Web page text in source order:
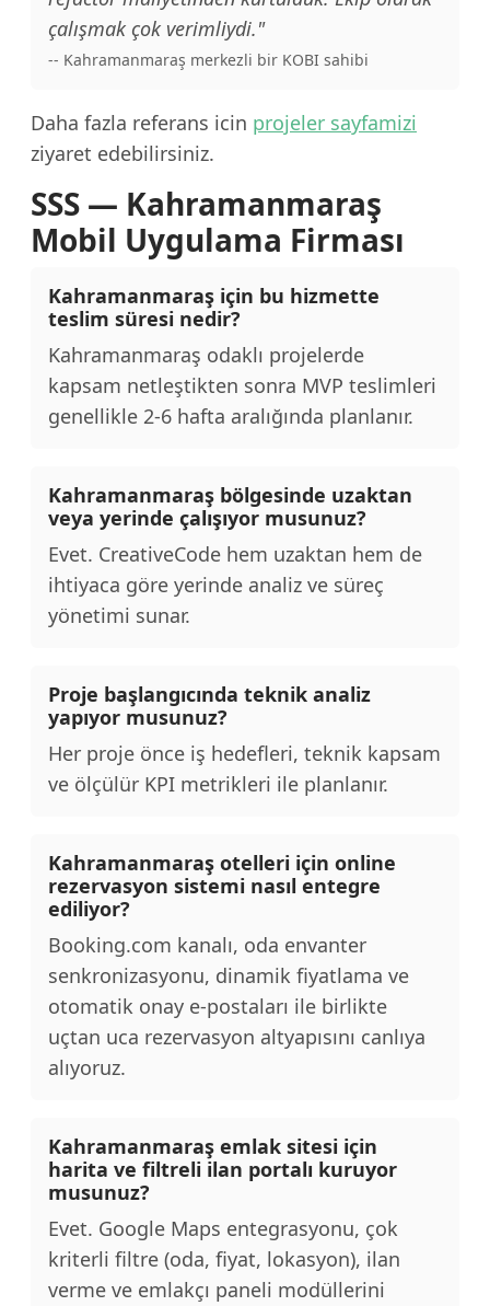
çalışmak çok verimliydi."
-- Kahramanmaraş merkezli bir KOBI sahibi
Daha fazla referans icin projeler sayfamizi
ziyaret edebilirsiniz.
SSS — Kahramanmaraş
Mobil Uygulama Firması
Kahramanmaraş için bu hizmette
teslim süresi nedir?
Kahramanmaraş odaklı projelerde
kapsam netleştikten sonra MVP teslimleri
genellikle 2-6 hafta aralığında planlanır.
Kahramanmaraş bölgesinde uzaktan
veya yerinde çalışıyor musunuz?
Evet. CreativeCode hem uzaktan hem de
ihtiyaca göre yerinde analiz ve süreç
yönetimi sunar.
Proje başlangıcında teknik analiz
yapıyor musunuz?
Her proje önce iş hedefleri, teknik kapsam
ve ölçülür KPI metrikleri ile planlanır.
Kahramanmaraş otelleri için online
rezervasyon sistemi nasıl entegre
ediliyor?
Booking.com kanalı, oda envanter
senkronizasyonu, dinamik fiyatlama ve
otomatik onay e-postaları ile birlikte
uçtan uca rezervasyon altyapısını canlıya
alıyoruz.
Kahramanmaraş emlak sitesi için
harita ve filtreli ilan portalı kuruyor
musunuz?
Evet. Google Maps entegrasyonu, çok
kriterli filtre (oda, fiyat, lokasyon), ilan
verme ve emlakçı paneli modüllerini